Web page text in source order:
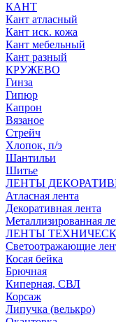
КАНТ
Кант атласный
Кант иск. кожа
Кант мебельный
Кант разный
КРУЖЕВО
Гинза
Гипюр
Капрон
Вязаное
Стрейч
Хлопок, п/э
Шантильи
Шитье
ЛЕНТЫ
Атласная лента
Декоративная лента
Металлизированная
ЛЕНТЫ
Светоотражающие
Косая бейка
Брючная
Киперная, СВЛ
Корсаж
Липучка (велькро)